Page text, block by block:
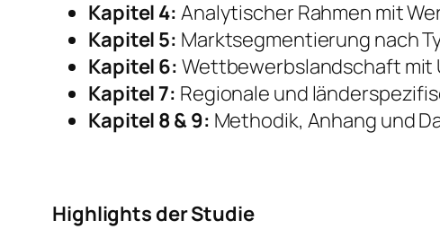
Kapitel 4: Analytischer Rahmen mit
Kapitel 5: Marktsegmentierung nach
Kapitel 6: Wettbewerbslandschaft mit
Kapitel 7: Regionale und
Kapitel 8 & 9: Methodik, Anhang und
Highlights der Studie